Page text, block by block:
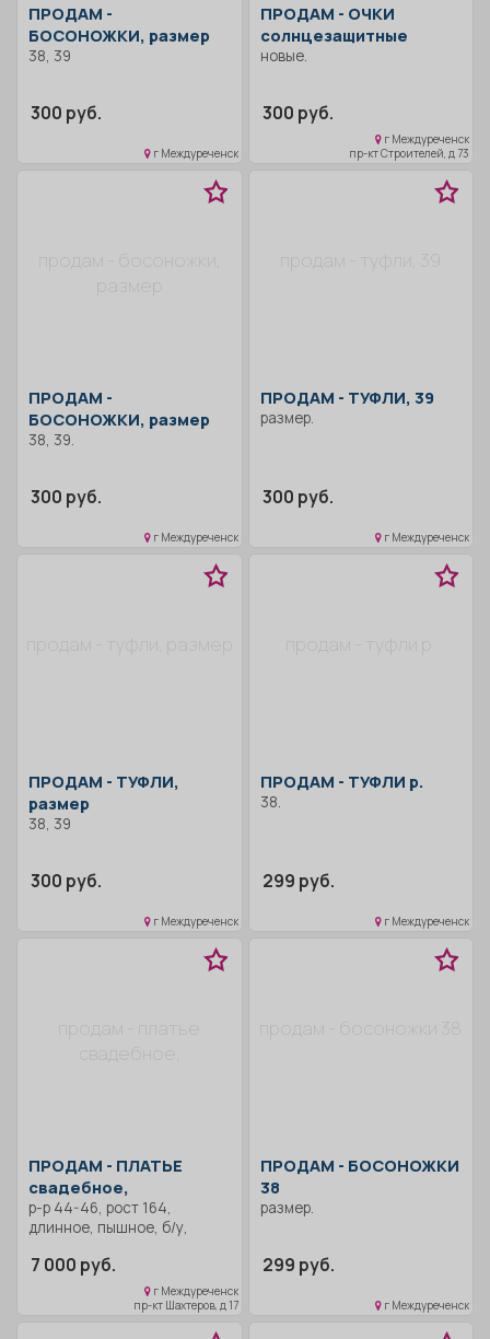
ПРОДАМ -
БОСОНОЖКИ, размер
38, 39
300 руб.
г Междуреченск
ПРОДАМ - ОЧКИ
солнцезащитные
новые.
300 руб.
г Междуреченск
пр-кт Строителей, д 73
продам - босоножки,
размер
ПРОДАМ -
БОСОНОЖКИ, размер
38, 39.
300 руб.
г Междуреченск
продам - туфли, 39
ПРОДАМ - ТУФЛИ, 39
размер.
300 руб.
г Междуреченск
продам - туфли, размер
ПРОДАМ - ТУФЛИ,
размер
38, 39
300 руб.
г Междуреченск
продам - туфли р.
ПРОДАМ - ТУФЛИ р.
38.
299 руб.
г Междуреченск
продам - платье
свадебное,
ПРОДАМ - ПЛАТЬЕ
свадебное,
р-р 44-46, рост 164,
длинное, пышное, б/у,
7 000 руб.
г Междуреченск
пр-кт Шахтеров, д 17
продам - босоножки 38
ПРОДАМ - БОСОНОЖКИ
38
размер.
299 руб.
г Междуреченск